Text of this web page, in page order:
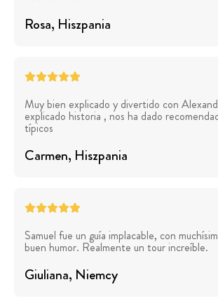
Rosa, Hiszpania
Muy bien explicado y divertido con
explicado historia , nos ha dado
típicos
Carmen, Hiszpania
Samuel fue un guía implacable, con
buen humor. Realmente un tour increíble.
Giuliana, Niemcy